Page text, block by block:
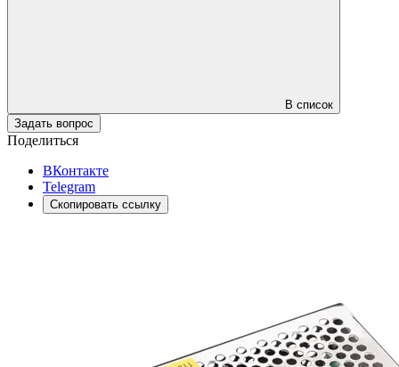
В список
Задать вопрос
Поделиться
ВКонтакте
Telegram
Скопировать ссылку